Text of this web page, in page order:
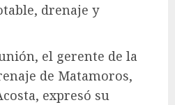
drenaje y
el gerente de la
de Matamoros,
expresó su